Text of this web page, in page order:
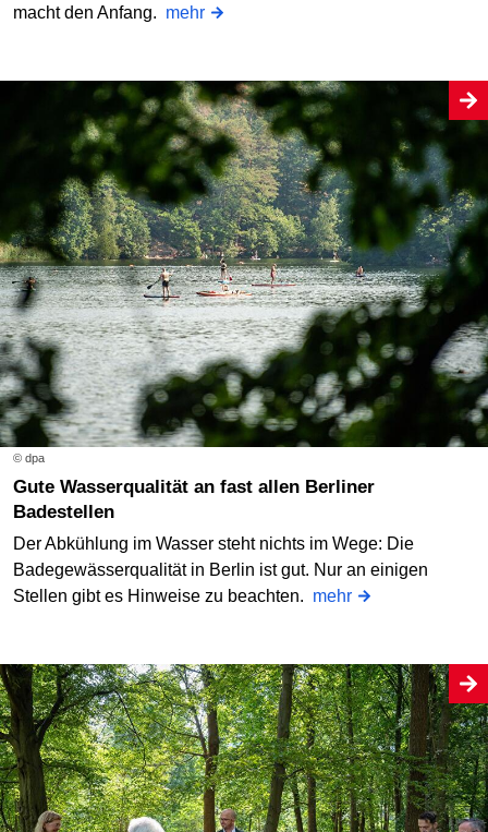
macht den Anfang. mehr
© dpa
Gute Wasserqualität an fast allen Berliner
Badestellen
Der Abkühlung im Wasser steht nichts im Wege: Die
Badegewässerqualität in Berlin ist gut. Nur an einigen
Stellen gibt es Hinweise zu beachten. mehr